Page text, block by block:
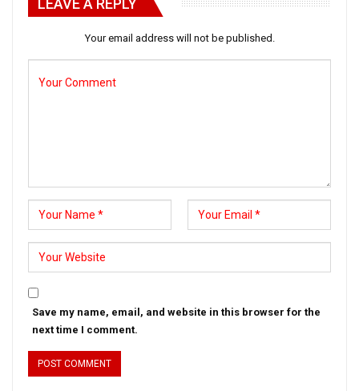
LEAVE A REPLY
Your email address will not be published.
Save my name, email, and website in this browser for the
next time I comment.